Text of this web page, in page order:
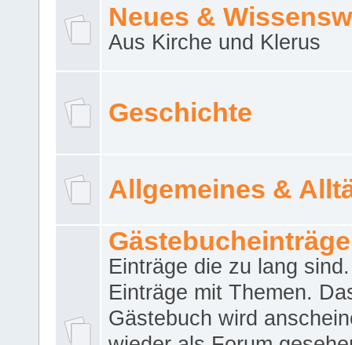
Neues &
Aus Kirche und Klerus
Geschichte
Allgemeines &
Gästebucheinträge
Einträge die zu lang
Einträge mit Themen.
Gästebuch wird